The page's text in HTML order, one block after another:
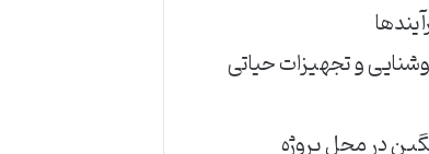
و تجهیزات حیاتی
در محل پروژه